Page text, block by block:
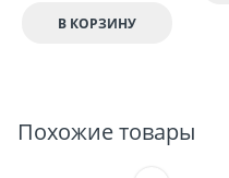
В КОРЗИНУ
Похожие товары